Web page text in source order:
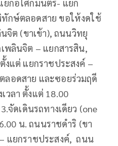
ยกอโศกมนตรี- แยก
กษ์ตลอดสาย ขอให้งดใช้
จิต (ขาเข้า), ถนนวิทยุ
พลินจิต – แยกสารสิน,
งแต่ แยกราชประสงค์ –
ลอดสาย และซอยร่วมฤดี
วลา ตั้งแต่ 18.00
จัดเดินรถทางเดียว (one
น. ถนนราชดำริ (ขา
แยกราชประสงค์, ถนน